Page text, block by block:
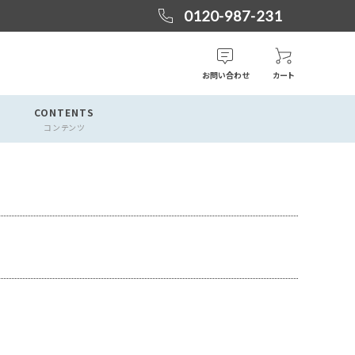
0120-987-231
お問い合わせ カート
CONTENTS
コンテンツ